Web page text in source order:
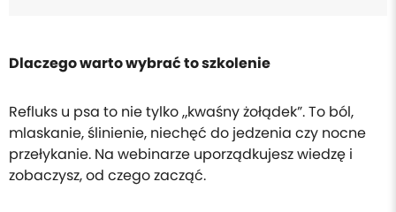
Dlaczego warto wybrać to szkolenie
Refluks u psa to nie tylko „kwaśny żołądek”. To ból,
mlaskanie, ślinienie, niechęć do jedzenia czy nocne
przełykanie. Na webinarze uporządkujesz wiedzę i
zobaczysz, od czego zacząć.